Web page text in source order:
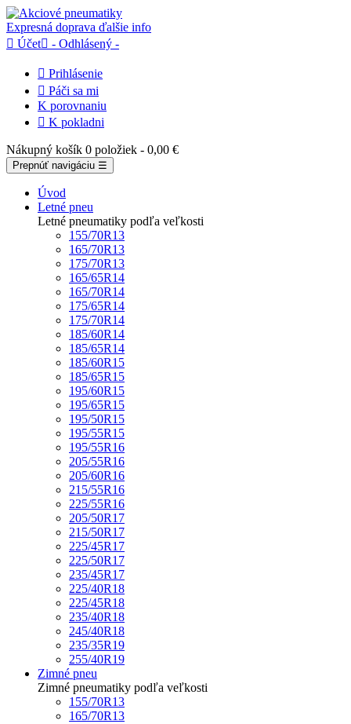
Expresná doprava ďalšie info
 Účet - Odhlásený -
 Prihlásenie
 Páči sa mi
K porovnaniu
 K pokladni
Nákupný košík 0 položiek - 0,00 €
Prepnúť navigáciu ☰
Úvod
Letné pneu
Letné pneumatiky podľa veľkosti
155/70R13
165/70R13
175/70R13
165/65R14
165/70R14
175/65R14
175/70R14
185/60R14
185/65R14
185/60R15
185/65R15
195/60R15
195/65R15
195/50R15
195/55R15
195/55R16
205/55R16
205/60R16
215/55R16
225/55R16
205/50R17
215/50R17
225/45R17
225/50R17
235/45R17
225/40R18
225/45R18
235/40R18
245/40R18
235/35R19
255/40R19
Zimné pneu
Zimné pneumatiky podľa veľkosti
155/70R13
165/70R13